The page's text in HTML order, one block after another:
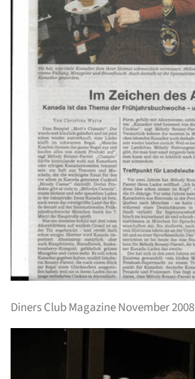
Diners Club Magazine November 2008